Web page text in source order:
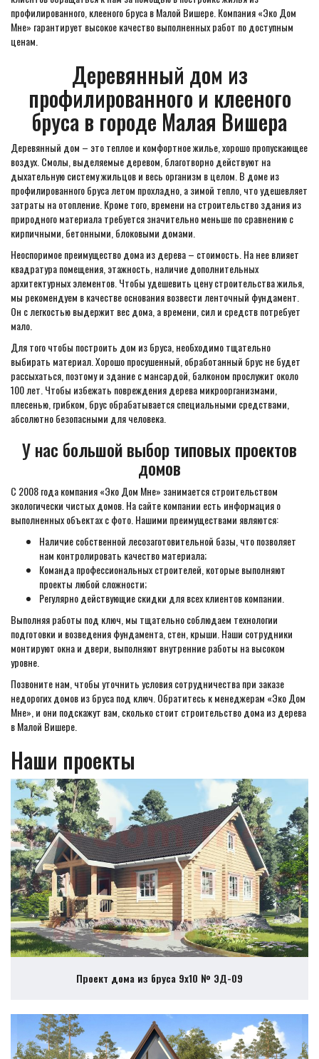
профилированного, клееного бруса в Малой Вишере. Компания «Эко Дом
Мне» гарантирует высокое качество выполненных работ по доступным
ценам.
Деревянный дом из
профилированного и клееного
бруса в городе Малая Вишера
Деревянный дом – это теплое и комфортное жилье, хорошо пропускающее
воздух. Смолы, выделяемые деревом, благотворно действуют на
дыхательную систему жильцов и весь организм в целом. В доме из
профилированного бруса летом прохладно, а зимой тепло, что удешевляет
затраты на отопление. Кроме того, времени на строительство здания из
природного материала требуется значительно меньше по сравнению с
кирпичными, бетонными, блоковыми домами.
Неоспоримое преимущество дома из дерева – стоимость. На нее влияет
квадратура помещения, этажность, наличие дополнительных
архитектурных элементов. Чтобы удешевить цену строительства жилья,
мы рекомендуем в качестве основания возвести ленточный фундамент.
Он с легкостью выдержит вес дома, а времени, сил и средств потребует
мало.
Для того чтобы построить дом из бруса, необходимо тщательно
выбирать материал. Хорошо просушенный, обработанный брус не будет
рассыхаться, поэтому и здание с мансардой, балконом прослужит около
100 лет. Чтобы избежать повреждения дерева микроорганизмами,
плесенью, грибком, брус обрабатывается специальными средствами,
абсолютно безопасными для человека.
У нас большой выбор типовых проектов
домов
С 2008 года компания «Эко Дом Мне» занимается строительством
экологически чистых домов. На сайте компании есть информация о
выполненных объектах с фото. Нашими преимуществами являются:
Наличие собственной лесозаготовительной базы, что позволяет
нам контролировать качество материала;
Команда профессиональных строителей, которые выполняют
проекты любой сложности;
Регулярно действующие скидки для всех клиентов компании.
Выполняя работы под ключ, мы тщательно соблюдаем технологии
подготовки и возведения фундамента, стен, крыши. Наши сотрудники
монтируют окна и двери, выполняют внутренние работы на высоком
уровне.
Позвоните нам, чтобы уточнить условия сотрудничества при заказе
недорогих домов из бруса под ключ. Обратитесь к менеджерам «Эко Дом
Мне», и они подскажут вам, сколько стоит строительство дома из дерева
в Малой Вишере.
Наши проекты
Проект дома из бруса 9х10 № ЭД-09